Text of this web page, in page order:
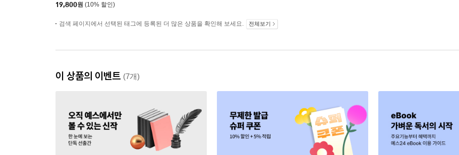
19,800원 (10% 할인)
검색 페이지에서 선택된 태그에 등록된 더 많은 상품을 확인해 보세요. 전체보기
이 상품의 이벤트 (7개)